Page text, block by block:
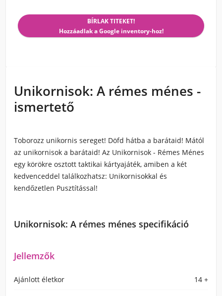
BÍRLAK TITEKET!
Hozzáadlak a Google inventory-hoz!
Unikornisok: A rémes ménes -
ismertető
Toborozz unikornis sereget! Döfd hátba a barátaid! Mától
az unikornisok a barátaid! Az Unikornisok - Rémes Ménes
egy körökre osztott taktikai kártyajáték, amiben a két
kedvenceddel találkozhatsz: Unikornisokkal és
kendőzetlen Pusztítással!
Unikornisok: A rémes ménes specifikáció
Jellemzők
Ajánlott életkor 14 +